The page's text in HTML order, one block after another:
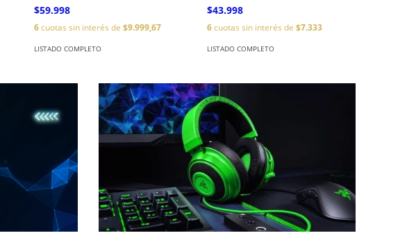
$59.998
6cuotas sin interés de$9.999,67
LISTADO COMPLETO
$43.998
6cuotas sin interés de$7.333
LISTADO COMPLETO